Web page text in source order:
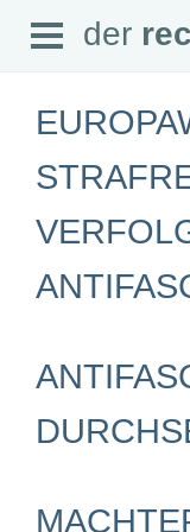
der rechte rand
SEITEN
Aktuell
Abonnement
Downloads
Datenschutz
Schwerpunkte Übersicht
Open
Menu
der